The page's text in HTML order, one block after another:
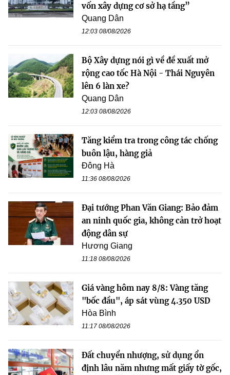
vốn xây dựng cơ sở hạ tầng”
Quang Dân
12:03 08/08/2026
Bộ Xây dựng nói gì về đề xuất mở
rộng cao tốc Hà Nội - Thái Nguyên
lên 6 làn xe?
Quang Dân
12:03 08/08/2026
Tăng kiểm tra trong công tác chống
buôn lậu, hàng giả
Đông Hà
11:36 08/08/2026
Đại tướng Phan Văn Giang: Bảo đảm
an ninh quốc gia, không cản trở hoạt
động dân sự
Hương Giang
11:18 08/08/2026
Giá vàng hôm nay 8/8: Vàng tăng
"bốc đầu", áp sát vùng 4.350 USD
Hòa Bình
11:17 08/08/2026
Đất chuyển nhượng, sử dụng ổn
định lâu năm nhưng mất giấy tờ gốc,